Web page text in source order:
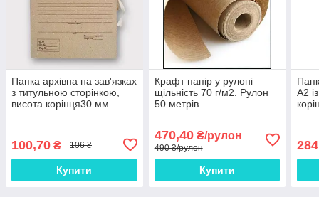
Папка архівна на зав'язках
з титульною сторінкою,
висота корінця30 мм
100,70 ₴ 106 ₴
Купити
Крафт папір у рулоні
щільність 70 г/м2. Рулон
50 метрів
470,40₴/рулон
490 ₴/рулон
Купити
А2